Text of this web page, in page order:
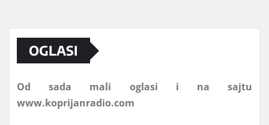
OGLASI
Od sada mali oglasi i na sajtu